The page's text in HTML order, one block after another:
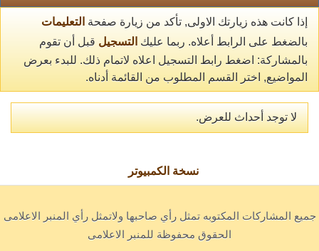
إذا كانت هذه زيارتك الاولى, تأكد من زيارة صفحة التعليمات
بالضغط على الرابط أعلاه. ربما عليك التسجيل قبل أن تقوم
بالمشاركة: اضغط رابط التسجيل اعلاه لاتمام ذلك. للبدء بعرض
المواضيع, اختر القسم المطلوب من القائمة أدناه.
لا توجد أحداث للعرض.
نسخة الكمبيوتر
جميع المشاركات المكتوبه تمثل رأي صاحبها ولاتمثل رأي المنبر الاعلامى
الحقوق محفوظة للمنبر الاعلامى